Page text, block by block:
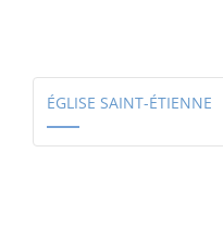
ÉGLISE SAINT-ÉTIENNE